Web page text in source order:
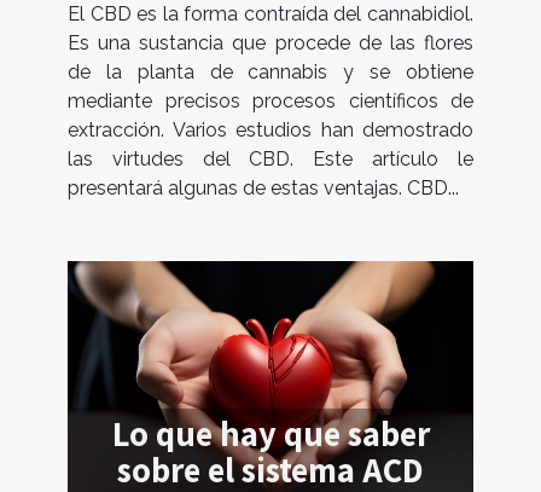
El CBD es la forma contraída del cannabidiol.
Es una sustancia que procede de las flores
de la planta de cannabis y se obtiene
mediante precisos procesos científicos de
extracción. Varios estudios han demostrado
las virtudes del CBD. Este artículo le
presentará algunas de estas ventajas. CBD...
Lo que hay que saber
sobre el sistema ACD